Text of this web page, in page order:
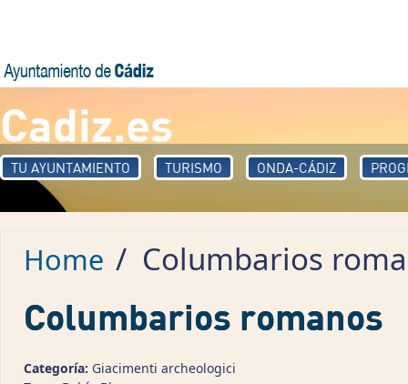
Cadiz.es
TU AYUNTAMIENTO TURISMO ONDA-CÁDIZ
Home / Columbarios
Columbarios romanos
Categoría: Giacimenti archeologici